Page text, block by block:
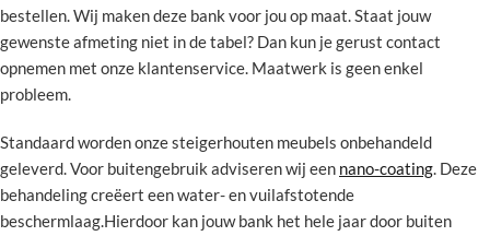
bestellen. Wij maken deze bank voor jou op maat. Staat jouw
gewenste afmeting niet in de tabel? Dan kun je gerust contact
opnemen met onze klantenservice. Maatwerk is geen enkel
probleem.
Standaard worden onze steigerhouten meubels onbehandeld
geleverd. Voor buitengebruik adviseren wij een nano-coating. Deze
behandeling creëert een water- en vuilafstotende
beschermlaag.Hierdoor kan jouw bank het hele jaar door buiten